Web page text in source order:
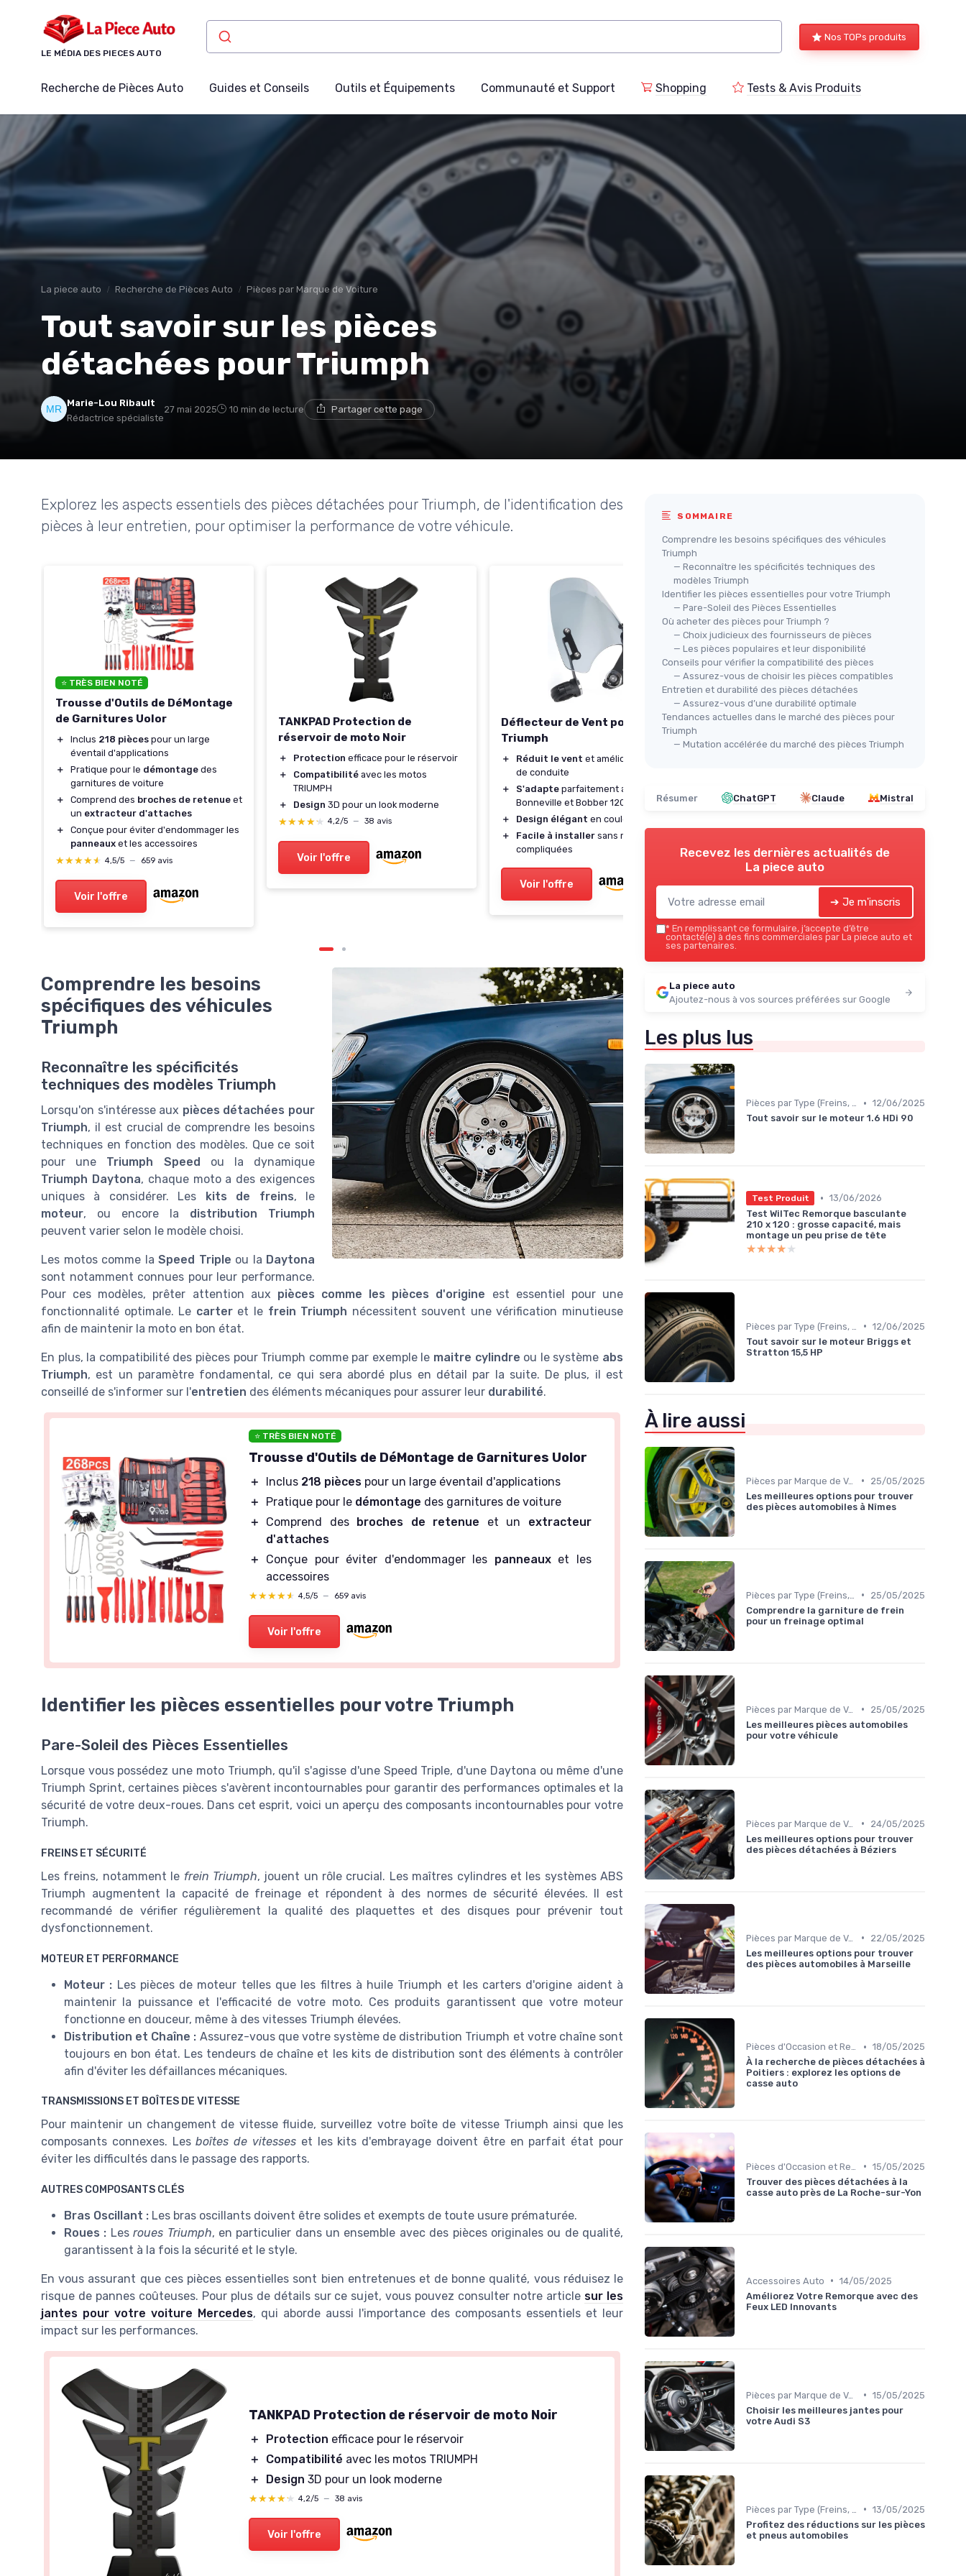
LE MÉDIA DES PIECES AUTO
Nos TOPs produits
Recherche de Pièces Auto Guides et Conseils Outils et Équipements Communauté et Support Shopping Tests & Avis Produits
La piece auto Recherche de Pièces Auto Pièces par Marque de Voiture
Tout savoir sur les pièces
détachées pour Triumph
Marie-Lou Ribault
Rédactrice spécialiste
27 mai 2025 10 min de lecture Partager cette page
Explorez les aspects essentiels des pièces détachées pour Triumph, de l'identification des
pièces à leur entretien, pour optimiser la performance de votre véhicule.
⭐ TRÈS BIEN NOTÉ
Trousse d'Outils de DéMontage
de Garnitures Uolor
＋ Inclus 218 pièces pour un large
éventail d'applications
＋
Pratique pour le démontage des
garnitures de voiture
＋
Comprend des broches de retenue et
un extracteur d'attaches
＋
Conçue pour éviter d'endommager les
panneaux et les accessoires
★★★★★
★★★★★ 4,5/5 — 659 avis
Voir l'offre
TANKPAD Protection de
réservoir de moto Noir
＋ Protection efficace pour le réservoir
＋
Compatibilité avec les motos
TRIUMPH
＋
Design 3D pour un look moderne
★★★★★
★★★★★ 4,2/5 — 38 avis
Voir l'offre
Déflecteur de Vent pour Moto
Triumph
＋ Réduit le vent et améliore le confort
de conduite
＋
S'adapte parfaitement aux modèles
Bonneville et Bobber 1200
＋
Design élégant en couleur gris
＋
Facile à installer sans modifications
compliquées
Voir l'offre
Support de Navigation Moto Noir
Premium
Compatible avec Triumph Tiger 900
Rally Pro 2020
＋ Accessoire de remplacementde
Voir l'offre
Comprendre les besoins
spécifiques des véhicules
Triumph
Reconnaître les spécificités
techniques des modèles Triumph
Lorsqu'on s'intéresse aux pièces détachées pour
Triumph, il est crucial de comprendre les besoins
techniques en fonction des modèles. Que ce soit
pour une Triumph Speed
ou la dynamique
Triumph Daytona, chaque moto a des exigences
uniques à considérer. Les
kits de freins, le
moteur, ou encore la distribution Triumph
peuvent varier selon le modèle choisi.
Les motos comme la Speed Triple ou la Daytona
sont notamment connues pour leur performance.
Pour ces modèles, prêter attention aux pièces comme les pièces d'origine est essentiel pour une
fonctionnalité optimale. Le carteret le frein Triumph nécessitent souvent une vérification minutieuse
afin de maintenir la moto en bon état.
En plus, la compatibilité des pièces pour Triumph comme par exemple le maitre cylindre ou le système abs
Triumph, est un paramètre fondamental, ce qui sera abordé plus en détail par la suite. De plus, il est
conseillé de s'informer sur l'entretien des éléments mécaniques pour assurer leur durabilité.
⭐ TRÈS BIEN NOTÉ
Trousse d'Outils de DéMontage de Garnitures Uolor
＋ Inclus 218 pièces pour un large éventail d'applications
＋
Pratique pour le démontage des garnitures de voiture
＋
Comprend des broches de retenue et un extracteur
d'attaches
＋
Conçue pour éviter d'endommager les panneauxet les
accessoires
★★★★★
★★★★★ 4,5/5 — 659 avis
Voir l'offre
Identifier les pièces essentielles pour votre Triumph
Pare-Soleil des Pièces Essentielles
Lorsque vous possédez une moto Triumph, qu'il s'agisse d'une Speed Triple, d'une Daytona ou même d'une
Triumph Sprint, certaines pièces s'avèrent incontournables pour garantir des performances optimales et la
sécurité de votre deux-roues. Dans cet esprit, voici un aperçu des composants incontournables pour votre
Triumph.
FREINS ET SÉCURITÉ
Les freins, notamment le frein Triumph, jouent un rôle crucial. Les maîtres cylindres et les systèmes ABS
Triumph augmentent la capacité de freinage et répondent à des normes de sécurité élevées. Il est
recommandé de vérifier régulièrement la qualité des plaquettes et des disques pour prévenir tout
dysfonctionnement.
MOTEUR ET PERFORMANCE
Moteur : Les pièces de moteur telles que les filtres à huile Triumph et les carters d'origine aident à
maintenir la puissance et l'efficacité de votre moto. Ces produits garantissent que votre moteur
fonctionne en douceur, même à des vitesses Triumph élevées.
Distribution et Chaîne : Assurez-vous que votre système de distribution Triumph et votre chaîne sont
toujours en bon état. Les tendeurs de chaîne et les kits de distribution sont des éléments à contrôler
afin d'éviter les défaillances mécaniques.
TRANSMISSIONS ET BOÎTES DE VITESSE
Pour maintenir un changement de vitesse fluide, surveillez votre boîte de vitesse Triumph ainsi que les
composants connexes. Lesboîtes de vitesses et les kits d'embrayage doivent être en parfait état pour
éviter les difficultés dans le passage des rapports.
AUTRES COMPOSANTS CLÉS
Bras Oscillant : Les bras oscillants doivent être solides et exempts de toute usure prématurée.
Roues : Lesroues Triumph, en particulier dans un ensemble avec des pièces originales ou de qualité,
garantissent à la fois la sécurité et le style.
En vous assurant que ces pièces essentielles sont bien entretenues et de bonne qualité, vous réduisez le
risque de pannes coûteuses. Pour plus de détails sur ce sujet, vous pouvez consulter notre article sur les
jantes pour votre voiture Mercedes, qui aborde aussi l'importance des composants essentiels et leur
impact sur les performances.
TANKPAD Protection de réservoir de moto Noir
＋ Protection efficace pour le réservoir
＋
Compatibilité avec les motos TRIUMPH
＋
Design 3D pour un look moderne
★★★★★
★★★★★ 4,2/5 — 38 avis
Voir l'offre
SOMMAIRE
Comprendre les besoins spécifiques des véhicules
Triumph
— Reconnaître les spécificités techniques des
modèles Triumph
Identifier les pièces essentielles pour votre Triumph
— Pare-Soleil des Pièces Essentielles
Où acheter des pièces pour Triumph ?
— Choix judicieux des fournisseurs de pièces
— Les pièces populaires et leur disponibilité
Conseils pour vérifier la compatibilité des pièces
— Assurez-vous de choisir les pièces compatibles
Entretien et durabilité des pièces détachées
— Assurez-vous d’une durabilité optimale
Tendances actuelles dans le marché des pièces pour
Triumph
— Mutation accélérée du marché des pièces Triumph
Résumer ChatGPT Claude Mistral
Recevez les dernières actualités de
La piece auto
➔ Je m'inscris
* En remplissant ce formulaire, j’accepte d’être
contacté(e) à des fins commerciales par La piece auto et
ses partenaires.
La piece auto
Ajoutez-nous à vos sources préférées sur Google
Les plus lus
Pièces par Type (Freins, Moteur, etc.) • 12/06/2025
Tout savoir sur le moteur 1.6 HDi 90
Test Produit • 13/06/2026
Test WilTec Remorque basculante
210 x 120 : grosse capacité, mais
montage un peu prise de tête
★★★★★
★★★★★
• 12/06/2025
Tout savoir sur le moteur Briggs et
Stratton 15,5 HP
À lire aussi
Pièces par Marque de Voiture •
25/05/2025
Les meilleures options pour trouver
des pièces automobiles à Nîmes
•
25/05/2025
Comprendre la garniture de frein
pour un freinage optimal
Pièces par Marque de Voiture •
25/05/2025
Les meilleures pièces automobiles
pour votre véhicule
Pièces par Marque de Voiture •
24/05/2025
Les meilleures options pour trouver
des pièces détachées à Béziers
Pièces par Marque de Voiture •
22/05/2025
Les meilleures options pour trouver
des pièces automobiles à Marseille
Pièces d'Occasion et Reconditionnées • 18/05/2025
À la recherche de pièces détachées à
Poitiers : explorez les options de
casse auto
• 15/05/2025
Trouver des pièces détachées à la
casse auto près de La Roche-sur-Yon
Accessoires Auto • 14/05/2025
Améliorez Votre Remorque avec des
Feux LED Innovants
Pièces par Marque de Voiture • 15/05/2025
Choisir les meilleures jantes pour
votre Audi S3
• 13/05/2025
Profitez des réductions sur les pièces
et pneus automobiles